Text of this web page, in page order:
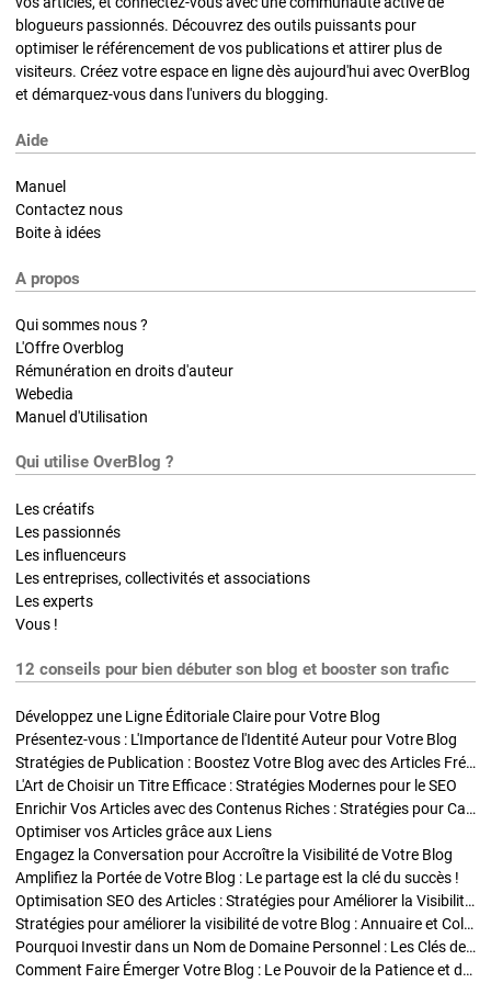
blogueurs passionnés. Découvrez des outils puissants pour
optimiser le référencement de vos publications et attirer plus de
visiteurs. Créez votre espace en ligne dès aujourd'hui avec OverBlog
et démarquez-vous dans l'univers du blogging.
Aide
Manuel
Contactez nous
Boite à idées
A propos
Qui sommes nous ?
L'Offre Overblog
Rémunération en droits d'auteur
Webedia
Manuel d'Utilisation
Qui utilise OverBlog ?
Les créatifs
Les passionnés
Les influenceurs
Les entreprises, collectivités et associations
Les experts
Vous !
12 conseils pour bien débuter son blog et booster son trafic
Développez une Ligne Éditoriale Claire pour Votre Blog
Présentez-vous : L'Importance de l'Identité Auteur pour Votre Blog
Stratégies de Publication : Boostez Votre Blog avec des Articles Fréquents et Exclusifs
L'Art de Choisir un Titre Efficace : Stratégies Modernes pour le SEO
Enrichir Vos Articles avec des Contenus Riches : Stratégies pour Captiver et Optimiser
Optimiser vos Articles grâce aux Liens
Engagez la Conversation pour Accroître la Visibilité de Votre Blog
Amplifiez la Portée de Votre Blog : Le partage est la clé du succès !
Optimisation SEO des Articles : Stratégies pour Améliorer la Visibilité de Votre Blog
Stratégies pour améliorer la visibilité de votre Blog : Annuaire et Collaborations
Pourquoi Investir dans un Nom de Domaine Personnel : Les Clés de la Réussite de Votre Blog
Comment Faire Émerger Votre Blog : Le Pouvoir de la Patience et de la Persévérance